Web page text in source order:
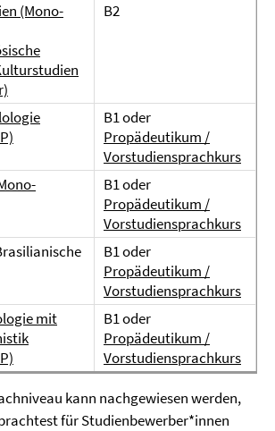
(Mono-
B2
B1 oder
Propädeutikum /
Vorstudiensprachkurs
B1 oder
Propädeutikum /
Vorstudiensprachkurs
B1 oder
Propädeutikum /
Vorstudiensprachkurs
mit
B1 oder
Propädeutikum /
Vorstudiensprachkurs
kann nachgewiesen werden,
für Studienbewerber*innen